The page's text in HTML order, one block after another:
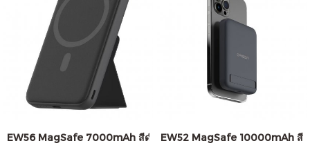
EW56 MagSafe 7000mAh สีดำ EW52 MagSafe 10000mAh สี